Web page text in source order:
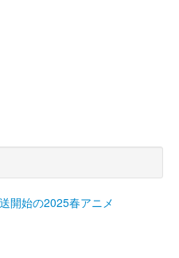
開始の2025春アニメ